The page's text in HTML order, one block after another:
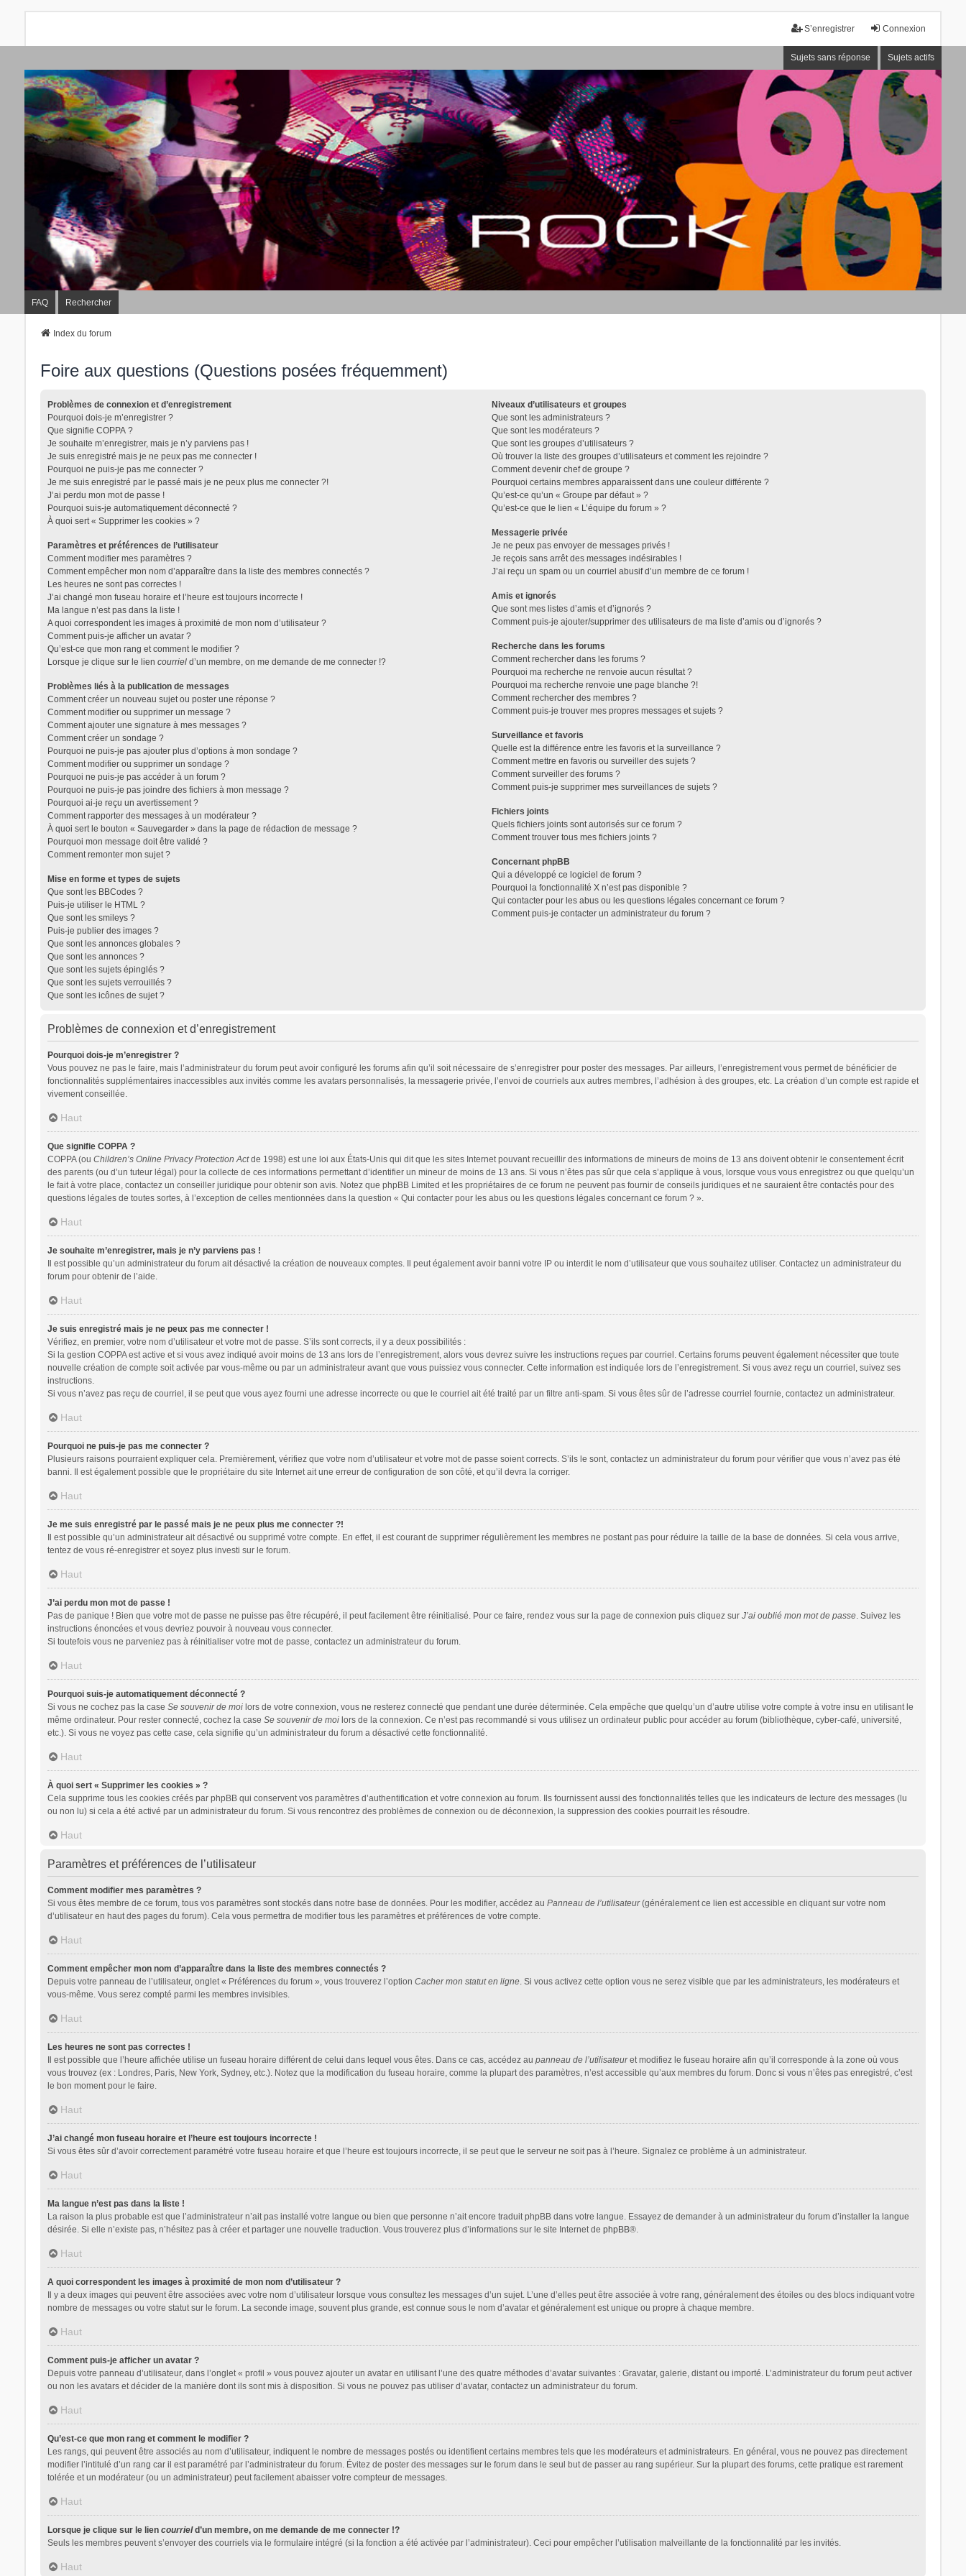
Connexion
S’enregistrer
Sujets sans réponse Sujets actifs
FAQ Rechercher
Index du forum
Foire aux questions (Questions posées fréquemment)
Problèmes de connexion et d’enregistrement
Pourquoi dois-je m’enregistrer ?
Que signifie COPPA ?
Je souhaite m’enregistrer, mais je n’y parviens pas !
Je suis enregistré mais je ne peux pas me connecter !
Pourquoi ne puis-je pas me connecter ?
Je me suis enregistré par le passé mais je ne peux plus me connecter ?!
J’ai perdu mon mot de passe !
Pourquoi suis-je automatiquement déconnecté ?
À quoi sert « Supprimer les cookies » ?
Paramètres et préférences de l’utilisateur
Comment modifier mes paramètres ?
Comment empêcher mon nom d’apparaître dans la liste des membres connectés ?
Les heures ne sont pas correctes !
J’ai changé mon fuseau horaire et l’heure est toujours incorrecte !
Ma langue n’est pas dans la liste !
A quoi correspondent les images à proximité de mon nom d’utilisateur ?
Comment puis-je afficher un avatar ?
Qu’est-ce que mon rang et comment le modifier ?
Lorsque je clique sur le lien courrield’un membre, on me demande de me connecter !?
Problèmes liés à la publication de messages
Comment créer un nouveau sujet ou poster une réponse ?
Comment modifier ou supprimer un message ?
Comment ajouter une signature à mes messages ?
Comment créer un sondage ?
Pourquoi ne puis-je pas ajouter plus d’options à mon sondage ?
Comment modifier ou supprimer un sondage ?
Pourquoi ne puis-je pas accéder à un forum ?
Pourquoi ne puis-je pas joindre des fichiers à mon message ?
Pourquoi ai-je reçu un avertissement ?
Comment rapporter des messages à un modérateur ?
À quoi sert le bouton « Sauvegarder » dans la page de rédaction de message ?
Pourquoi mon message doit être validé ?
Comment remonter mon sujet ?
Mise en forme et types de sujets
Que sont les BBCodes ?
Puis-je utiliser le HTML ?
Que sont les smileys ?
Puis-je publier des images ?
Que sont les annonces globales ?
Que sont les annonces ?
Que sont les sujets épinglés ?
Que sont les sujets verrouillés ?
Que sont les icônes de sujet ?
Niveaux d’utilisateurs et groupes
Que sont les administrateurs ?
Que sont les modérateurs ?
Que sont les groupes d’utilisateurs ?
Où trouver la liste des groupes d’utilisateurs et comment les rejoindre ?
Comment devenir chef de groupe ?
Pourquoi certains membres apparaissent dans une couleur différente ?
Qu’est-ce qu’un « Groupe par défaut » ?
Qu’est-ce que le lien « L’équipe du forum » ?
Messagerie privée
Je ne peux pas envoyer de messages privés !
Je reçois sans arrêt des messages indésirables !
J’ai reçu un spam ou un courriel abusif d’un membre de ce forum !
Amis et ignorés
Que sont mes listes d’amis et d’ignorés ?
Comment puis-je ajouter/supprimer des utilisateurs de ma liste d’amis ou d’ignorés ?
Recherche dans les forums
Comment rechercher dans les forums ?
Pourquoi ma recherche ne renvoie aucun résultat ?
Pourquoi ma recherche renvoie une page blanche ?!
Comment rechercher des membres ?
Comment puis-je trouver mes propres messages et sujets ?
Surveillance et favoris
Quelle est la différence entre les favoris et la surveillance ?
Comment mettre en favoris ou surveiller des sujets ?
Comment surveiller des forums ?
Comment puis-je supprimer mes surveillances de sujets ?
Fichiers joints
Quels fichiers joints sont autorisés sur ce forum ?
Comment trouver tous mes fichiers joints ?
Concernant phpBB
Qui a développé ce logiciel de forum ?
Pourquoi la fonctionnalité X n’est pas disponible ?
Qui contacter pour les abus ou les questions légales concernant ce forum ?
Comment puis-je contacter un administrateur du forum ?
Problèmes de connexion et d’enregistrement
Pourquoi dois-je m’enregistrer ?
Vous pouvez ne pas le faire, mais l’administrateur du forum peut avoir configuré les forums afin qu’il soit nécessaire de s’enregistrer pour poster des messages. Par ailleurs, l’enregistrement vous permet de bénéficier de
fonctionnalités supplémentaires inaccessibles aux invités comme les avatars personnalisés, la messagerie privée, l’envoi de courriels aux autres membres, l’adhésion à des groupes, etc. La création d’un compte est rapide et
vivement conseillée.
Haut
Que signifie COPPA ?
COPPA (ou Children’s Online Privacy Protection Actde 1998) est une loi aux États-Unis qui dit que les sites Internet pouvant recueillir des informations de mineurs de moins de 13 ans doivent obtenir le consentement écrit
des parents (ou d’un tuteur légal) pour la collecte de ces informations permettant d’identifier un mineur de moins de 13 ans. Si vous n’êtes pas sûr que cela s’applique à vous, lorsque vous vous enregistrez ou que quelqu’un
le fait à votre place, contactez un conseiller juridique pour obtenir son avis. Notez que phpBB Limited et les propriétaires de ce forum ne peuvent pas fournir de conseils juridiques et ne sauraient être contactés pour des
questions légales de toutes sortes, à l’exception de celles mentionnées dans la question « Qui contacter pour les abus ou les questions légales concernant ce forum ? ».
Haut
Je souhaite m’enregistrer, mais je n’y parviens pas !
Il est possible qu’un administrateur du forum ait désactivé la création de nouveaux comptes. Il peut également avoir banni votre IP ou interdit le nom d’utilisateur que vous souhaitez utiliser. Contactez un administrateur du
forum pour obtenir de l’aide.
Haut
Je suis enregistré mais je ne peux pas me connecter !
Vérifiez, en premier, votre nom d’utilisateur et votre mot de passe. S’ils sont corrects, il y a deux possibilités :
Si la gestion COPPA est active et si vous avez indiqué avoir moins de 13 ans lors de l’enregistrement, alors vous devrez suivre les instructions reçues par courriel. Certains forums peuvent également nécessiter que toute
nouvelle création de compte soit activée par vous-même ou par un administrateur avant que vous puissiez vous connecter. Cette information est indiquée lors de l’enregistrement. Si vous avez reçu un courriel, suivez ses
instructions.
Si vous n’avez pas reçu de courriel, il se peut que vous ayez fourni une adresse incorrecte ou que le courriel ait été traité par un filtre anti-spam. Si vous êtes sûr de l’adresse courriel fournie, contactez un administrateur.
Haut
Pourquoi ne puis-je pas me connecter ?
Plusieurs raisons pourraient expliquer cela. Premièrement, vérifiez que votre nom d’utilisateur et votre mot de passe soient corrects. S’ils le sont, contactez un administrateur du forum pour vérifier que vous n’avez pas été
banni. Il est également possible que le propriétaire du site Internet ait une erreur de configuration de son côté, et qu’il devra la corriger.
Haut
Je me suis enregistré par le passé mais je ne peux plus me connecter ?!
Il est possible qu’un administrateur ait désactivé ou supprimé votre compte. En effet, il est courant de supprimer régulièrement les membres ne postant pas pour réduire la taille de la base de données. Si cela vous arrive,
tentez de vous ré-enregistrer et soyez plus investi sur le forum.
Haut
J’ai perdu mon mot de passe !
Pas de panique ! Bien que votre mot de passe ne puisse pas être récupéré, il peut facilement être réinitialisé. Pour ce faire, rendez vous sur la page de connexion puis cliquez sur J’ai oublié mon mot de passe. Suivez les
instructions énoncées et vous devriez pouvoir à nouveau vous connecter.
Si toutefois vous ne parveniez pas à réinitialiser votre mot de passe, contactez un administrateur du forum.
Haut
Pourquoi suis-je automatiquement déconnecté ?
Si vous ne cochez pas la case Se souvenir de moilors de votre connexion, vous ne resterez connecté que pendant une durée déterminée. Cela empêche que quelqu’un d’autre utilise votre compte à votre insu en utilisant le
même ordinateur. Pour rester connecté, cochez la case Se souvenir de moilors de la connexion. Ce n’est pas recommandé si vous utilisez un ordinateur public pour accéder au forum (bibliothèque, cyber-café, université,
etc.). Si vous ne voyez pas cette case, cela signifie qu’un administrateur du forum a désactivé cette fonctionnalité.
Haut
À quoi sert « Supprimer les cookies » ?
Cela supprime tous les cookies créés par phpBB qui conservent vos paramètres d’authentification et votre connexion au forum. Ils fournissent aussi des fonctionnalités telles que les indicateurs de lecture des messages (lu
ou non lu) si cela a été activé par un administrateur du forum. Si vous rencontrez des problèmes de connexion ou de déconnexion, la suppression des cookies pourrait les résoudre.
Haut
Paramètres et préférences de l’utilisateur
Comment modifier mes paramètres ?
Si vous êtes membre de ce forum, tous vos paramètres sont stockés dans notre base de données. Pour les modifier, accédez au Panneau de l’utilisateur(généralement ce lien est accessible en cliquant sur votre nom
d’utilisateur en haut des pages du forum). Cela vous permettra de modifier tous les paramètres et préférences de votre compte.
Haut
Comment empêcher mon nom d’apparaître dans la liste des membres connectés ?
Depuis votre panneau de l’utilisateur, onglet « Préférences du forum », vous trouverez l’option Cacher mon statut en ligne. Si vous activez cette option vous ne serez visible que par les administrateurs, les modérateurs et
vous-même. Vous serez compté parmi les membres invisibles.
Haut
Les heures ne sont pas correctes !
Il est possible que l’heure affichée utilise un fuseau horaire différent de celui dans lequel vous êtes. Dans ce cas, accédez au panneau de l’utilisateuret modifiez le fuseau horaire afin qu’il corresponde à la zone où vous
vous trouvez (ex : Londres, Paris, New York, Sydney, etc.). Notez que la modification du fuseau horaire, comme la plupart des paramètres, n’est accessible qu’aux membres du forum. Donc si vous n’êtes pas enregistré, c’est
le bon moment pour le faire.
Haut
J’ai changé mon fuseau horaire et l’heure est toujours incorrecte !
Si vous êtes sûr d’avoir correctement paramétré votre fuseau horaire et que l’heure est toujours incorrecte, il se peut que le serveur ne soit pas à l’heure. Signalez ce problème à un administrateur.
Haut
Ma langue n’est pas dans la liste !
La raison la plus probable est que l’administrateur n’ait pas installé votre langue ou bien que personne n’ait encore traduit phpBB dans votre langue. Essayez de demander à un administrateur du forum d’installer la langue
désirée. Si elle n’existe pas, n’hésitez pas à créer et partager une nouvelle traduction. Vous trouverez plus d’informations sur le site Internet de phpBB®.
Haut
A quoi correspondent les images à proximité de mon nom d’utilisateur ?
Il y a deux images qui peuvent être associées avec votre nom d’utilisateur lorsque vous consultez les messages d’un sujet. L’une d’elles peut être associée à votre rang, généralement des étoiles ou des blocs indiquant votre
nombre de messages ou votre statut sur le forum. La seconde image, souvent plus grande, est connue sous le nom d’avatar et généralement est unique ou propre à chaque membre.
Haut
Comment puis-je afficher un avatar ?
Depuis votre panneau d’utilisateur, dans l’onglet « profil » vous pouvez ajouter un avatar en utilisant l’une des quatre méthodes d’avatar suivantes : Gravatar, galerie, distant ou importé. L’administrateur du forum peut activer
ou non les avatars et décider de la manière dont ils sont mis à disposition. Si vous ne pouvez pas utiliser d’avatar, contactez un administrateur du forum.
Haut
Qu’est-ce que mon rang et comment le modifier ?
Les rangs, qui peuvent être associés au nom d’utilisateur, indiquent le nombre de messages postés ou identifient certains membres tels que les modérateurs et administrateurs. En général, vous ne pouvez pas directement
modifier l’intitulé d’un rang car il est paramétré par l’administrateur du forum. Évitez de poster des messages sur le forum dans le seul but de passer au rang supérieur. Sur la plupart des forums, cette pratique est rarement
tolérée et un modérateur (ou un administrateur) peut facilement abaisser votre compteur de messages.
Haut
Lorsque je clique sur le lien courrield’un membre, on me demande de me connecter !?
Seuls les membres peuvent s’envoyer des courriels via le formulaire intégré (si la fonction a été activée par l’administrateur). Ceci pour empêcher l’utilisation malveillante de la fonctionnalité par les invités.
Haut